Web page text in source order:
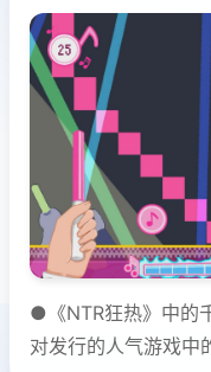
●《NTR狂热》中的
对发行的人气游戏中